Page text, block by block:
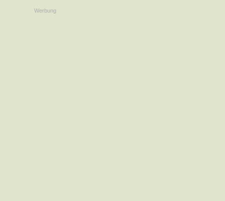
Werbung